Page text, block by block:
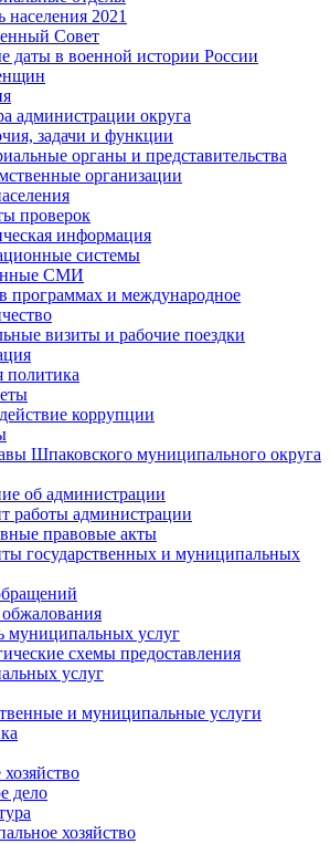
населения 2021
Совет
даты в военной истории России
администрации округа
задачи и функции
органы и представительства
организации
проверок
информация
системы
СМИ
программах и международное
визиты и рабочие поездки
политика
коррупции
Шпаковского муниципального округа
об администрации
работы администрации
правовые акты
государственных и муниципальных
муниципальных услуг
схемы предоставления
услуг
и муниципальные услуги
дело
хозяйство